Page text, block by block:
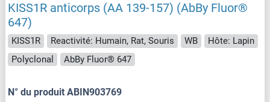
KISS1R anticorps (AA 139-157) (AbBy Fluor®
647)
KISS1R Reactivité: Humain, Rat, Souris WB
Hôte: Lapin
Polyclonal
AbBy Fluor® 647
N° du produit ABIN903769